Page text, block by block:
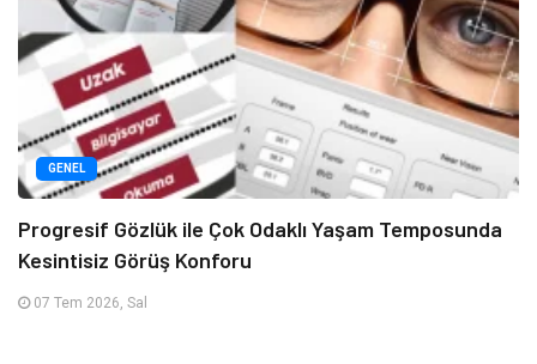
GENEL
Progresif Gözlük ile Çok Odaklı Yaşam Temposunda
Kesintisiz Görüş Konforu
07 Tem 2026, Sal